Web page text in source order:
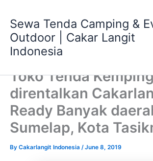
content
Sewa Tenda Camping &
Outdoor | Cakar Langit
Indonesia
Toko Tenda
direntalkan
Ready Banyak
Sumelap, Kota
By Cakarlangit Indonesia /June 8, 2019